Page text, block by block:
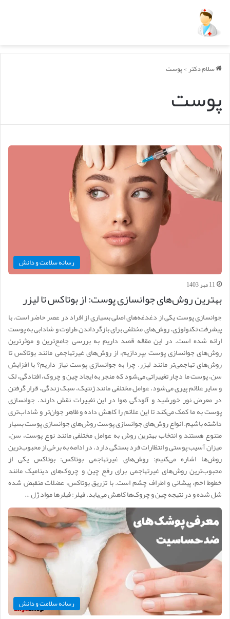
سلام دکتر>پوست
پوست
رسانه سلامت و دانش
11 مهر 1403
بهترین روش‌های جوانسازی پوست: از بوتاکس تا لیزر
جوانسازی پوست یکی از دغدغه‌های اصلی بسیاری از افراد در عصر حاضر است. با
پیشرفت تکنولوژی، روش‌های مختلفی برای بازگرداندن طراوت و شادابی به پوست
ارائه شده است. در این مقاله قصد داریم به بررسی جامع‌ترین و موثرترین
روش‌های جوانسازی پوست بپردازیم، از روش‌های غیرتهاجمی مانند بوتاکس تا
روش‌های تهاجمی‌تر مانند لیزر. چرا به جوانسازی پوست نیاز داریم؟ با افزایش
سن، پوست ما دچار تغییراتی می‌شود که منجر به ایجاد چین و چروک، افتادگی، لک
و سایر علائم پیری می‌شود. عوامل مختلفی مانند ژنتیک، سبک زندگی، قرار گرفتن
در معرض نور خورشید و آلودگی هوا در این تغییرات نقش دارند. جوانسازی
پوست به ما کمک می‌کند تا این علائم را کاهش داده و ظاهر جوان‌تر و شاداب‌تری
داشته باشیم. انواع روش‌های جوانسازی پوست روش‌های جوانسازی پوست بسیار
متنوع هستند و انتخاب بهترین روش به عوامل مختلفی مانند نوع پوست، سن،
میزان آسیب پوستی و انتظارات فرد بستگی دارد. در ادامه به برخی از محبوب‌ترین
روش‌ها اشاره می‌کنیم: روش‌های غیرتهاجمی بوتاکس: بوتاکس یکی از
محبوب‌ترین روش‌های غیرتهاجمی برای رفع چین و چروک‌های دینامیک مانند
خطوط اخم، پیشانی و اطراف چشم است. با تزریق بوتاکس، عضلات منقبض شده
شل شده و در نتیجه چین و چروک‌ها کاهش می‌یابد. فیلر: فیلرها مواد ژل …
رسانه سلامت و دانش